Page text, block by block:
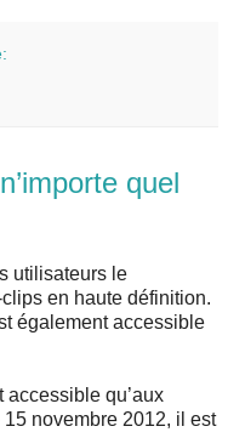
quel
utilisateurs le
en haute définition.
également accessible
qu’aux
novembre 2012, il est